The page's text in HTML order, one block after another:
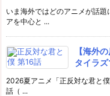
いま海外ではどのアニメが話
アを中心と ...
【海外
タイラズ
2026夏アニメ「正反対な君と
話（ ...